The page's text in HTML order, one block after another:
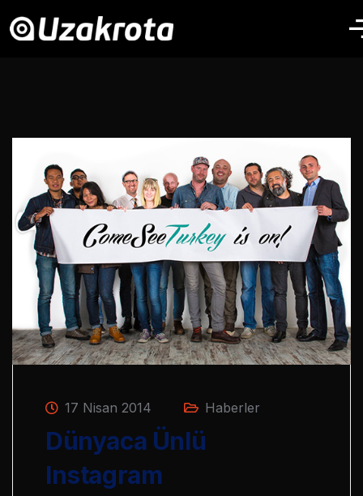
17 Nisan 2014 Haberler
Dünyaca Ünlü
Instagram